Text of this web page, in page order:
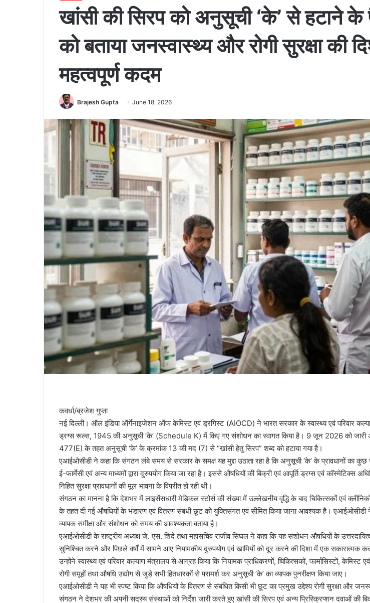
खांसी की सिरप को अनुसूची ‘के’ से हटाने
को बताया जनस्वास्थ्य और रोगी सुरक्षा की
महत्वपूर्ण कदम
Brajesh Gupta June 18, 2026
कवर्धा/ब्रजेश गुप्ता
नई दिल्ली। ऑल इंडिया ऑर्गेनाइजेशन ऑफ केमिस्ट एवं ड्रगिस्ट (AIOCD) ने भारत सरकार के स्वास्थ्य एवं परिवार कल्याण
ड्रग्स रूल्स, 1945 की अनुसूची ‘के’ (Schedule K) में किए गए संशोधन का स्वागत किया है। 9 जून 2026 को जारी
477(E) के तहत अनुसूची ‘के’ के क्रमांक 13 की मद (7) से “खांसी हेतु सिरप” शब्द को हटाया गया है।
एआईओसीडी ने कहा कि संगठन लंबे समय से सरकार के समक्ष यह मुद्दा उठाता रहा है कि अनुसूची ‘के’ के प्रावधानों का
ई-फार्मेसी एवं अन्य माध्यमों द्वारा दुरुपयोग किया जा रहा है। इससे औषधियों की बिक्री एवं आपूर्ति ड्रग्स एवं कॉस्मेटिक्स
निहित सुरक्षा प्रावधानों की मूल भावना के विपरीत हो रही थी।
संगठन का मानना है कि देशभर में लाइसेंसधारी मेडिकल स्टोर्स की संख्या में उल्लेखनीय वृद्धि के बाद चिकित्सकों एवं
के तहत दी गई औषधियों के भंडारण एवं वितरण संबंधी छूट को युक्तिसंगत एवं सीमित किया जाना आवश्यक है। एआईओसीडी
व्यापक समीक्षा और संशोधन को समय की आवश्यकता बताया है।
एआईओसीडी के राष्ट्रीय अध्यक्ष जे. एस. शिंदे तथा महासचिव राजीव सिंघल ने कहा कि यह संशोधन औषधियों के
सुनिश्चित करने और पिछले वर्षों में सामने आए नियामकीय दुरुपयोग एवं खामियों को दूर करने की दिशा में एक सकारात्मक
उन्होंने स्वास्थ्य एवं परिवार कल्याण मंत्रालय से आग्रह किया कि नियामक प्राधिकरणों, चिकित्सकों, फार्मासिस्टों, केमिस्ट
रोगी समूहों तथा औषधि उद्योग से जुड़े सभी हितधारकों से परामर्श कर अनुसूची ‘के’ का व्यापक पुनरीक्षण किया जाए।
एआईओसीडी ने यह भी स्पष्ट किया कि औषधियों के वितरण से संबंधित किसी भी छूट का प्रमुख उद्देश्य रोगी सुरक्षा और
संगठन ने देशभर की अपनी सदस्य संस्थाओं को निर्देश जारी करते हुए खांसी की सिरप एवं अन्य प्रिस्क्रिप्शन दवाओं की